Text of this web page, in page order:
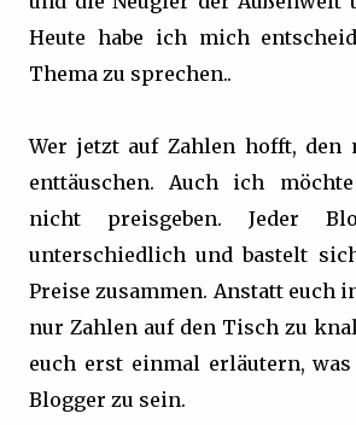
Heute habe ich mich
Thema zu sprechen..
Wer jetzt auf Zahlen hofft, den
enttäuschen. Auch ich
nicht preisgeben. Jeder
unterschiedlich und bastelt
Preise zusammen. Anstatt euch
nur Zahlen auf den Tisch zu
euch erst einmal erläutern,
Blogger zu sein.